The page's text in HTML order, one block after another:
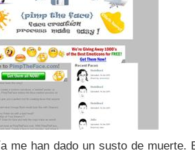
me han dado un susto de muerte.